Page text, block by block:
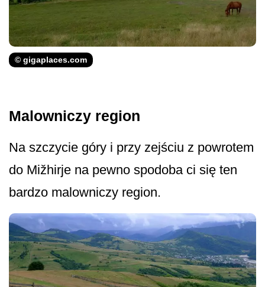
© gigaplaces.com
Malowniczy region
Na szczycie góry i przy zejściu z powrotem
do Mižhirje na pewno spodoba ci się ten
bardzo malowniczy region.